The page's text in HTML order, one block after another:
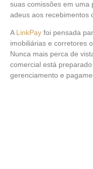
suas comissões em uma
adeus aos recebimentos
A LinkPay foi pensada
imobiliárias e corretores
Nunca mais perca de
comercial está
gerenciamento e